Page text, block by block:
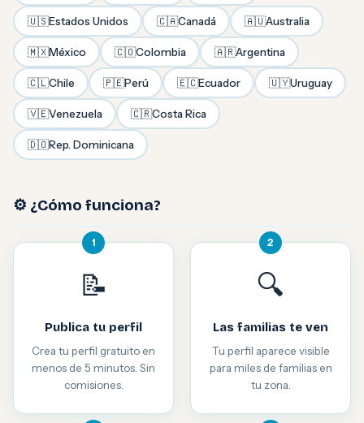
🇺🇸Estados Unidos 🇨🇦Canadá 🇦🇺Australia
🇲🇽México 🇨🇴Colombia 🇦🇷Argentina
🇨🇱Chile 🇵🇪Perú 🇪🇨Ecuador 🇺🇾Uruguay
🇻🇪Venezuela 🇨🇷Costa Rica
🇩🇴Rep. Dominicana
⚙️ ¿Cómo funciona?
1
📝
Publica tu perfil
Crea tu perfil gratuito en
menos de 5 minutos. Sin
comisiones.
2
🔍
Las familias te ven
Tu perfil aparece visible
para miles de familias en
tu zona.